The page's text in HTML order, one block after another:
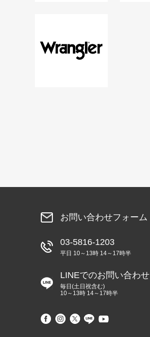
お問い合わせフォーム
03-5816-1203
平日 10～13時 14～17時半
LINEでのお問い合わせ
毎日(土日祝含む)
10～13時 14～17時半